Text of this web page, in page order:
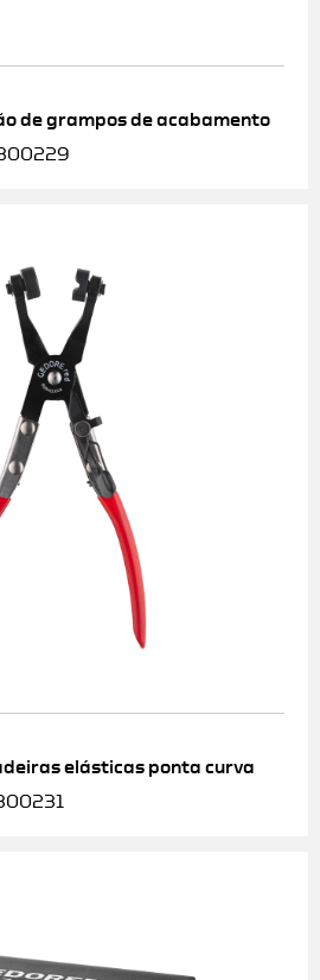
de grampos de acabamento
elásticas ponta curva